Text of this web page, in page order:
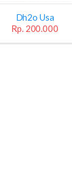
Dh2o Usa
Rp. 200.000